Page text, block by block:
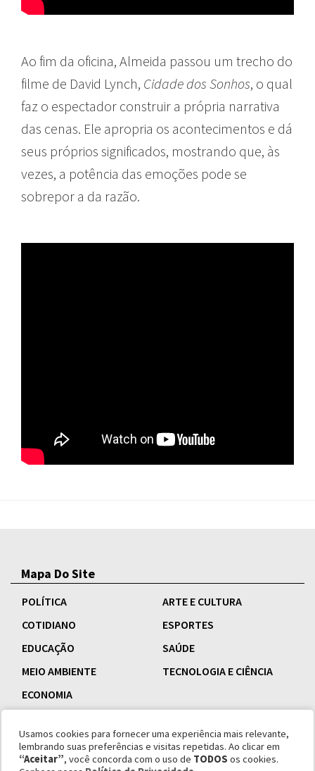
Ao fim da oficina, Almeida passou um trecho do
filme de David Lynch, Cidade dos Sonhos, o qual
faz o espectador construir a própria narrativa
das cenas. Ele apropria os acontecimentos e dá
seus próprios significados, mostrando que, às
vezes, a potência das emoções pode se
sobrepor a da razão.
Mapa Do Site
POLÍTICA
ARTE E CULTURA
COTIDIANO
ESPORTES
EDUCAÇÃO
SAÚDE
MEIO AMBIENTE
TECNOLOGIA E CIÊNCIA
ECONOMIA
Usamos cookies para fornecer uma experiência mais relevante,
lembrando suas preferências e visitas repetidas. Ao clicar em
“Aceitar”, você concorda com o uso de TODOS os cookies.